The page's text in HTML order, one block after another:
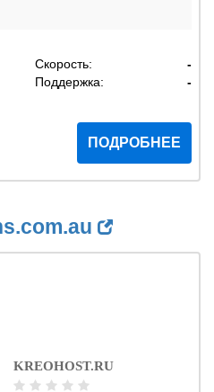
Скорость:
-
Поддержка: -
ПОДРОБНЕЕ
KREOHOST.RU